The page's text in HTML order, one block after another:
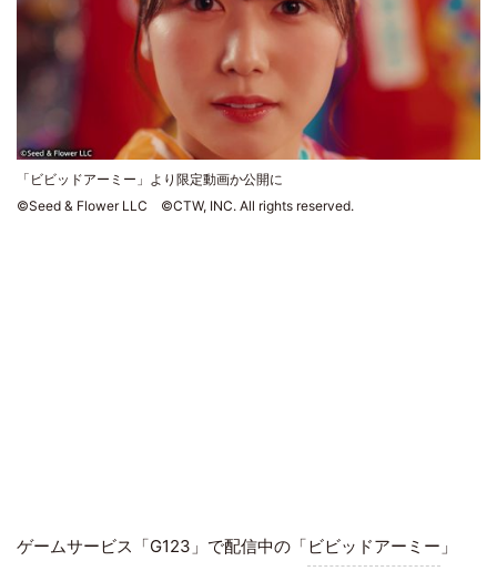
「ビビッドアーミー」より限定動画か公開に
©Seed & Flower LLC ©CTW, INC. All rights reserved.
ゲームサービス「G123」で配信中の「ビビッドアーミー 」